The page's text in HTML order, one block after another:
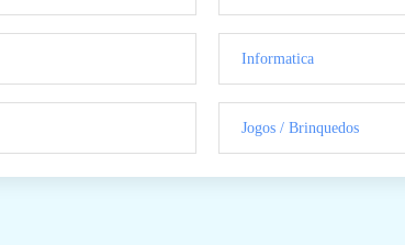
Informatica
Jogos / Brinquedos